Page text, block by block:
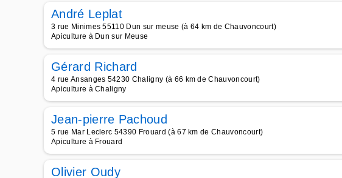
André Leplat
3 rue Minimes 55110 Dun sur meuse (à 64 km de Chauvoncourt)
Apiculture à Dun sur Meuse
Gérard Richard
4 rue Ansanges 54230 Chaligny (à 66 km de Chauvoncourt)
Apiculture à Chaligny
Jean-pierre Pachoud
5 rue Mar Leclerc 54390 Frouard (à 67 km de Chauvoncourt)
Apiculture à Frouard
Olivier Oudy